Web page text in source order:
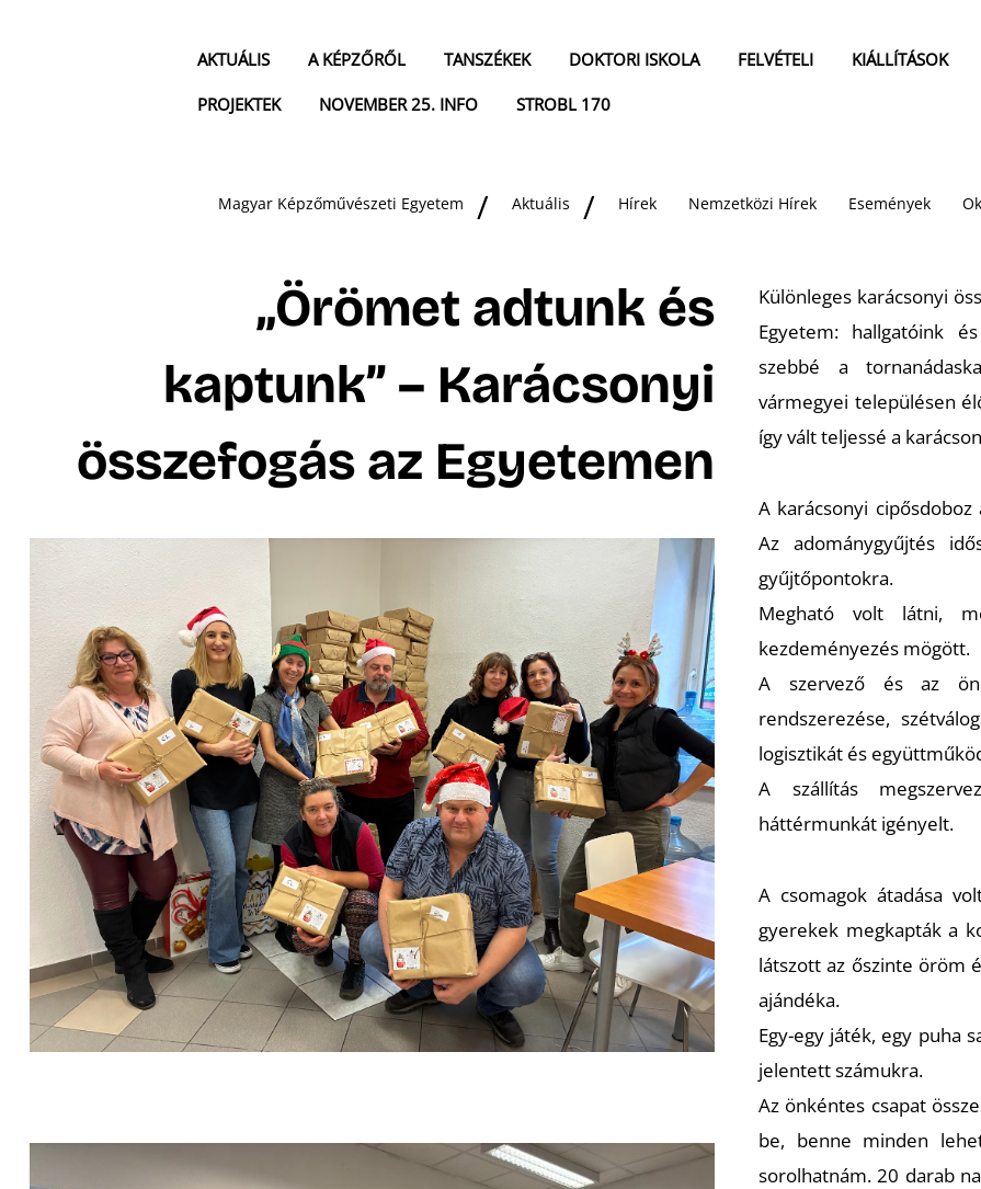
AKTUÁLIS A KÉPZŐRŐL TANSZÉKEK DOKTORI ISKOLA FELVÉTELI KIÁLLÍTÁSOK
PROJEKTEK
NOVEMBER 25. INFO STROBL 170
Magyar Képzőművészeti Egyetem Aktuális Hírek Nemzetközi Hírek Események
„Örömet adtunk és
kaptunk” – Karácsonyi
összefogás az Egyetemen
Különleges karácsonyi
Egyetem: hallgatóink
szebbé a
vármegyei településen
így vált teljessé a
A karácsonyi
Az adománygyűjtés
gyűjtőpontokra.
Megható volt látni,
kezdeményezés mögött.
A szervező és az
rendszerezése,
logisztikát és
A szállítás
háttérmunkát igényelt.
A csomagok átadása
gyerekek megkapták a
látszott az őszinte öröm
ajándéka.
Egy-egy játék, egy puha
jelentett számukra.
Az önkéntes csapat
be, benne minden
sorolhatnám. 20 darab